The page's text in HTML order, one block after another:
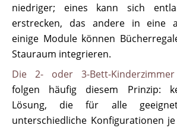
niedriger; eines kann sich
erstrecken, das andere in eine
einige Module können
Stauraum integrieren.
Die 2- oder 3-Bett-
folgen häufig diesem Prinzip:
Lösung, die für alle
unterschiedliche Konfigurationen